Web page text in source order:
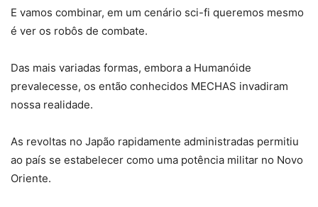
E vamos combinar, em um cenário sci-fi queremos mesmo
é ver os robôs de combate.
Das mais variadas formas, embora a Humanóide
prevalecesse, os então conhecidos MECHAS invadiram
nossa realidade.
As revoltas no Japão rapidamente administradas permitiu
ao país se estabelecer como uma potência militar no Novo
Oriente.